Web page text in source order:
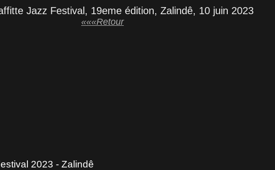
Jazz Festival, 19eme édition, Zalindê, 10 juin 2023
«««Retour
2023 - Zalindê